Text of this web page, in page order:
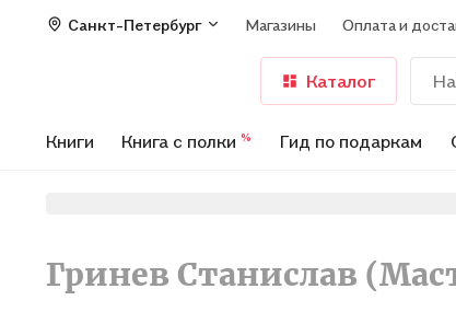
Санкт-Петербург Магазины Оплата и
Каталог
Книги Книга с полки % Гид по подаркам
Гринев Станислав